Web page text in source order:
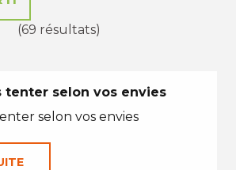
(69 résultats)
tenter selon vos envies
selon vos envies